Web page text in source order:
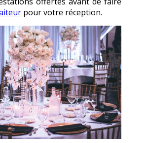
pour votre réception.